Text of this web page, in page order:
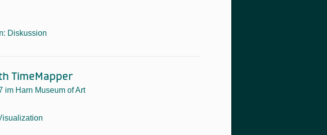
Diskussion
TimeMapper
im Harn Museum of Art